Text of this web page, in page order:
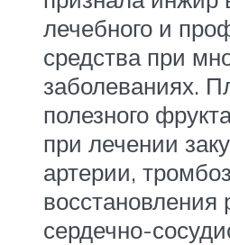
лечебного и
средства при
заболеваниях.
полезного
при лечении
артерии,
восстановления
сердечно-